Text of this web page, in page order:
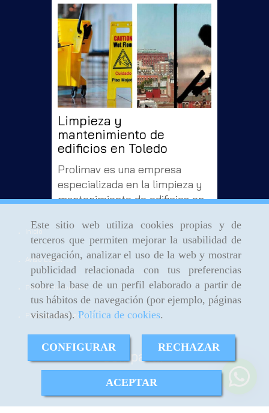
Este sitio web utiliza cookies propias y de
terceros que permiten mejorar la usabilidad de
navegación, analizar el uso de la web y mostrar
publicidad relacionada con tus preferencias
sobre la base de un perfil elaborado a partir de
tus hábitos de navegación (por ejemplo, páginas
visitadas). Política de cookies.
CONFIGURAR RECHAZAR
ACEPTAR
Limpieza y
mantenimiento de
edificios en Toledo
Prolimav es una empresa
especializada en la limpieza y
mantenimiento de edificios en
para limpiar tu oficina o
comunidad de vecinos?
¡Nosotros te ayudamos!
Limpiezas Prolimav nació en
2004 como el resultado de[...]
Inicio
Aviso Legal
Política de cookies
Política de Privacidad
Compartir: